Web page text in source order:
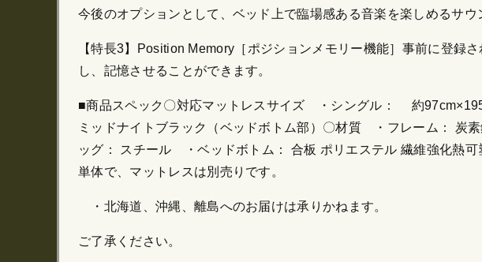
今後のオプションとして、ベッド上で臨場感ある音楽を楽しめるサウ
【特長3】Position Memory［ポジションメモリー機能］事前に登録
し、記憶させることができます。
■商品スペック〇対応マットレスサイズ ・シングル： 約
ミッドナイトブラック（ベッドボトム部）〇材質 ・フレーム：
ッグ： スチール ・ベッドボトム： 合板 ポリエステル 繊維強化熱
単体で、マットレスは別売りです。
・北海道、沖縄、離島へのお届けは承りかねます。
ご了承ください。